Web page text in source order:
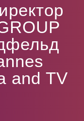
and TV